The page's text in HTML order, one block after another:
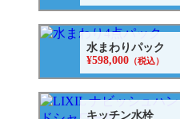
水まわりパック
¥598,000 （税込）
キッチン水栓